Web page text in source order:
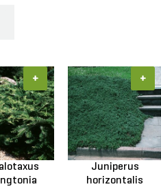
+
Juniperus
horizontalis
+